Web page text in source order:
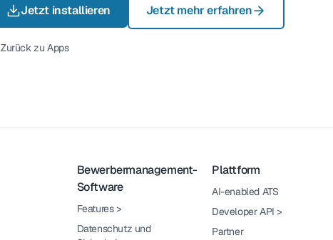
Jetzt installieren Jetzt mehr erfahren
Zurück zu Apps
Bewerbermanagement-
Software
Features>
Datenschutz und
Plattform
AI-enabled ATS
Developer API >
Partner